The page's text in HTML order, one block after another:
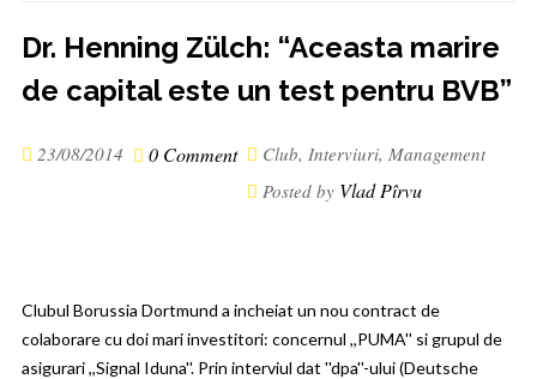
Dr. Henning Zülch: “Aceasta marire
de capital este un test pentru BVB”
23/08/2014 0 Comment Club, Interviuri, Management
Posted by Vlad Pîrvu
Clubul Borussia Dortmund a incheiat un nou contract de
colaborare cu doi mari investitori: concernul ,,PUMA'' si grupul de
asigurari ,,Signal Iduna''. Prin interviul dat ''dpa''-ului (Deutsche